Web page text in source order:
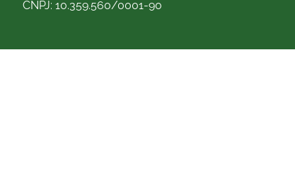
CNPJ: 10.359.560/0001-90